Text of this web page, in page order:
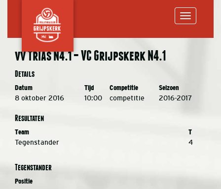
vv Trias N4.1 – VC Grijpskerk N4.1
Details
Datum Tijd Competitie Seizoen
8 oktober 2016 10:00 competitie 2016-2017
Resultaten
Team T
Tegenstander 4
Tegenstander
Positie